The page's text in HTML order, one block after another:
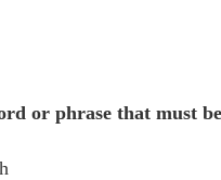
or phrase that must